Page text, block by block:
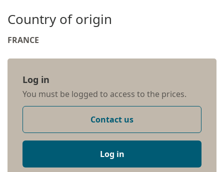
Country of origin
FRANCE
Log in
You must be logged to access to the prices.
Contact us
Log in